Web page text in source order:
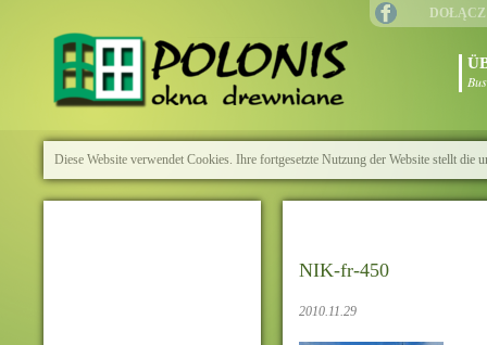
Diese Website verwendet Cookies. Ihre fortgesetzte Nutzung der Website stellt die
NIK-fr-450
2010.11.29